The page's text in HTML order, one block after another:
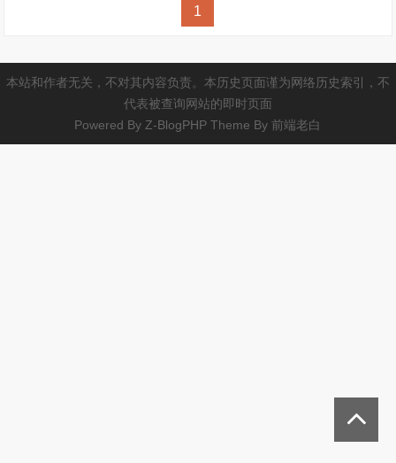
1
本站和作者无关，不对其内容负责。本历史页面谨为网络历史索引，不
代表被查询网站的即时页面
Powered By Z-BlogPHP Theme By前端老白